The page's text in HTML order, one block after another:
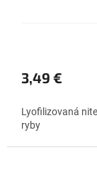
3,49 €
Lyofilizovaná
ryby